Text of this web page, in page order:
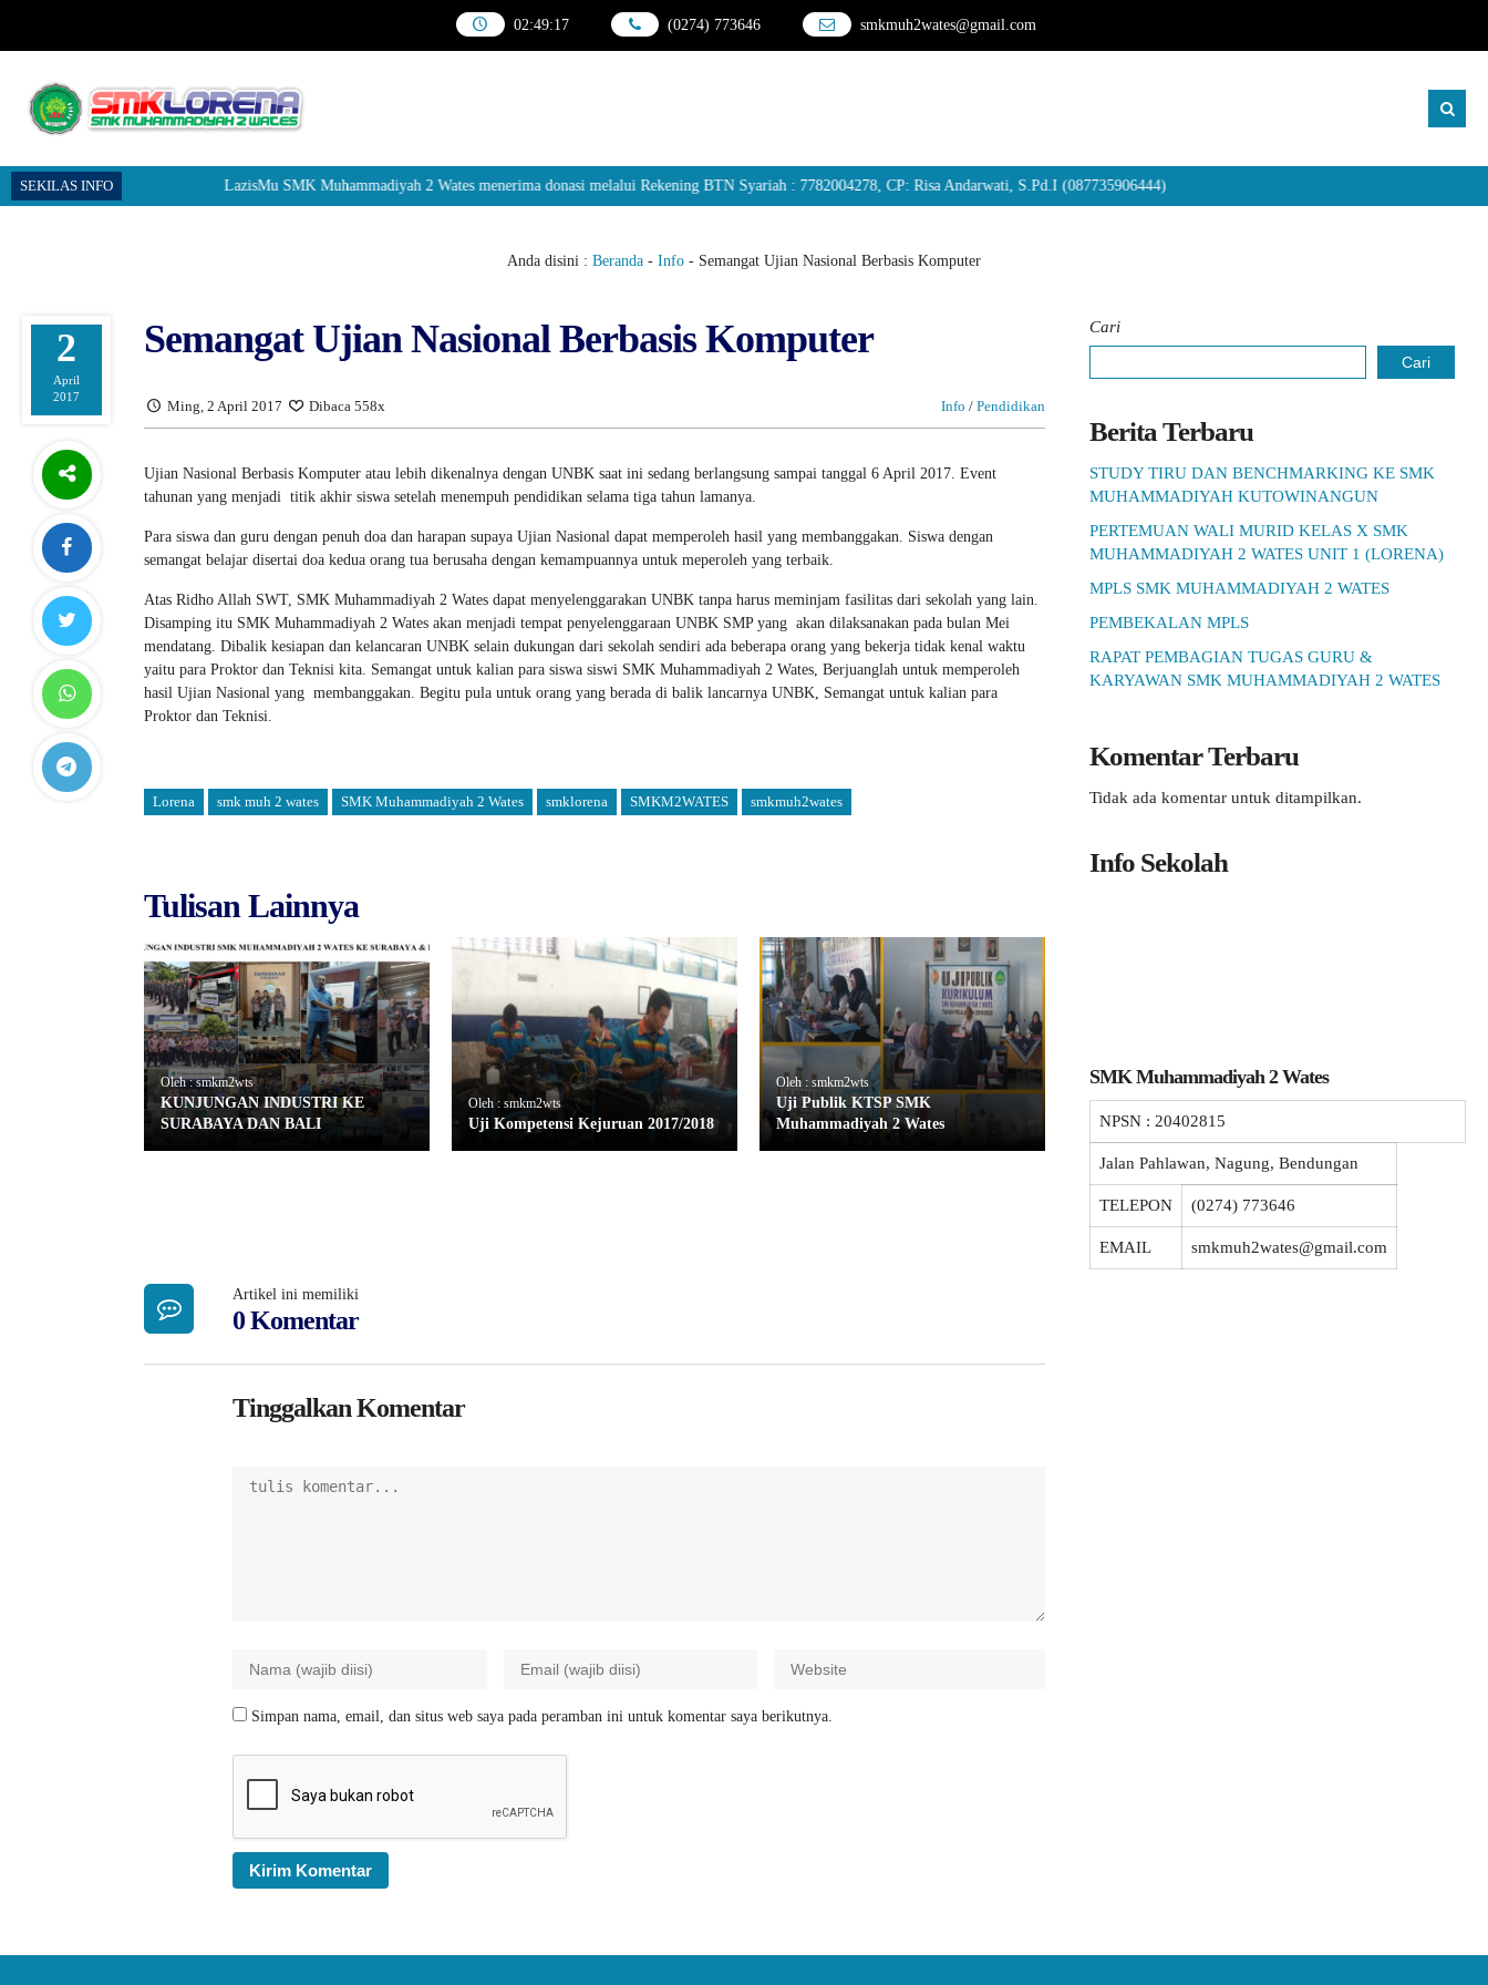
02:49:18 (0274) 773646 smkmuh2wates@gmail.com
SEKILAS INFO LazisMu SMK Muhammadiyah 2 Wates menerima donasi melalui Rekening BTN Syariah : 7782004278, CP: Risa Andarwati, S.Pd.I (087735906444)
Anda disini : Beranda - Info - Semangat Ujian Nasional Berbasis Komputer
2
April
2017
Semangat Ujian Nasional Berbasis Komputer
Ming, 2 April 2017 Dibaca 558x Info / Pendidikan
Ujian Nasional Berbasis Komputer atau lebih dikenalnya dengan UNBK saat ini sedang berlangsung sampai tanggal 6 April 2017. Event
tahunan yang menjadi titik akhir siswa setelah menempuh pendidikan selama tiga tahun lamanya.
Para siswa dan guru dengan penuh doa dan harapan supaya Ujian Nasional dapat memperoleh hasil yang membanggakan. Siswa dengan
semangat belajar disertai doa kedua orang tua berusaha dengan kemampuannya untuk meperoleh yang terbaik.
Atas Ridho Allah SWT, SMK Muhammadiyah 2 Wates dapat menyelenggarakan UNBK tanpa harus meminjam fasilitas dari sekolah yang lain.
Disamping itu SMK Muhammadiyah 2 Wates akan menjadi tempat penyelenggaraan UNBK SMP yang akan dilaksanakan pada bulan Mei
mendatang. Dibalik kesiapan dan kelancaran UNBK selain dukungan dari sekolah sendiri ada beberapa orang yang bekerja tidak kenal waktu
yaitu para Proktor dan Teknisi kita. Semangat untuk kalian para siswa siswi SMK Muhammadiyah 2 Wates, Berjuanglah untuk memperoleh
hasil Ujian Nasional yang membanggakan. Begitu pula untuk orang yang berada di balik lancarnya UNBK, Semangat untuk kalian para
Proktor dan Teknisi.
Lorena smk muh 2 wates SMK Muhammadiyah 2 Wates smklorena SMKM2WATES smkmuh2wates
Tulisan Lainnya
Oleh : smkm2wts
KUNJUNGAN INDUSTRI KE
SURABAYA DAN BALI
Oleh : smkm2wts
Uji Kompetensi Kejuruan 2017/2018
Oleh : smkm2wts
Uji Publik KTSP SMK
Muhammadiyah 2 Wates
Artikel ini memiliki
0 Komentar
Tinggalkan Komentar
Simpan nama, email, dan situs web saya pada peramban ini untuk komentar saya berikutnya.
Cari
Cari
Berita Terbaru
STUDY TIRU DAN BENCHMARKING KE SMK
MUHAMMADIYAH KUTOWINANGUN
PERTEMUAN WALI MURID KELAS X SMK
MUHAMMADIYAH 2 WATES UNIT 1 (LORENA)
MPLS SMK MUHAMMADIYAH 2 WATES
PEMBEKALAN MPLS
RAPAT PEMBAGIAN TUGAS GURU &
KARYAWAN SMK MUHAMMADIYAH 2 WATES
Komentar Terbaru
Tidak ada komentar untuk ditampilkan.
Info Sekolah
SMK Muhammadiyah 2 Wates
NPSN : 20402815
Jalan Pahlawan, Nagung, Bendungan
TELEPON (0274) 773646
EMAIL smkmuh2wates@gmail.com